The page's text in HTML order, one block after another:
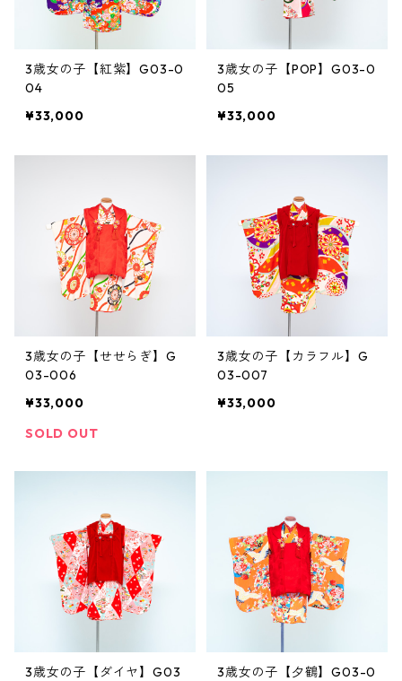
3歳女の子【紅紫】G03-0
04
¥33,000
3歳女の子【POP】G03-0
05
¥33,000
3歳女の子【せせらぎ】G
03-006
¥33,000
SOLD OUT
3歳女の子【カラフル】G
03-007
¥33,000
3歳女の子【ダイヤ】G03
3歳女の子【夕鶴】G03-0